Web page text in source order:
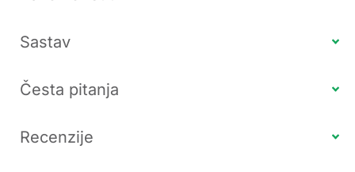
Sastav
Česta pitanja
Recenzije